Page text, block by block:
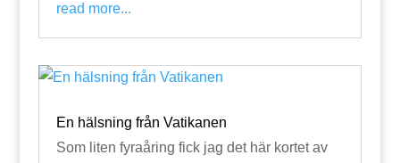
read more...
En hälsning från Vatikanen
Som liten fyraåring fick jag det här kortet av